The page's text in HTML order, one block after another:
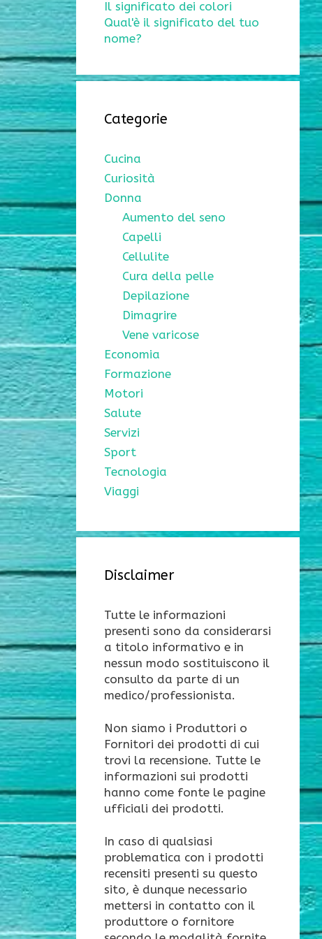
Il significato dei colori
Qual'è il significato del tuo
nome?
Categorie
Cucina
Curiosità
Donna
Aumento del seno
Capelli
Cellulite
Cura della pelle
Depilazione
Dimagrire
Vene varicose
Economia
Formazione
Motori
Salute
Servizi
Sport
Tecnologia
Viaggi
Disclaimer
Tutte le informazioni
presenti sono da considerarsi
a titolo informativo e in
nessun modo sostituiscono il
consulto da parte di un
medico/professionista.
Non siamo i Produttori o
Fornitori dei prodotti di cui
trovi la recensione. Tutte le
informazioni sui prodotti
hanno come fonte le pagine
ufficiali dei prodotti.
In caso di qualsiasi
problematica con i prodotti
recensiti presenti su questo
sito, è dunque necessario
mettersi in contatto con il
produttore o fornitore